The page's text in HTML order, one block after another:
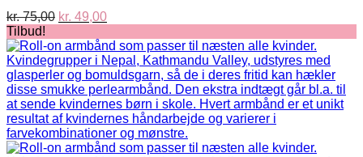
kr.75,00 Den
pris
var:
kr. 75,00.
kr. 49,00Den
pris
er:
kr. 49,00.
Tilbud!